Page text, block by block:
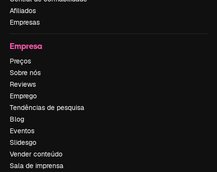
Afiliados
Empresas
Empresa
Preços
Sobre nós
Reviews
Emprego
Tendências de pesquisa
Blog
Eventos
Slidesgo
Vender conteúdo
Sala de imprensa